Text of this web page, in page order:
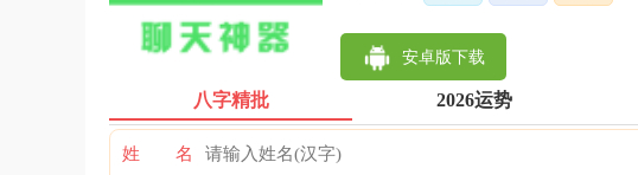
安卓版下载
八字精批 2026运势
姓 名